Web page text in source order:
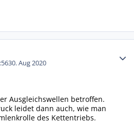
30. Aug 2020
Ausgleichswellen betroffen.
leidet dann auch, wie man
des Kettentriebs.